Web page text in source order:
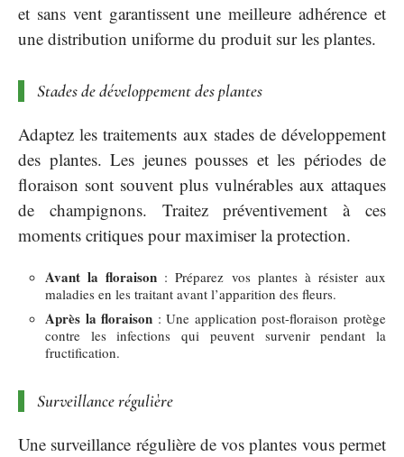
et sans vent garantissent une meilleure adhérence et
une distribution uniforme du produit sur les plantes.
Stades de développement des plantes
Adaptez les traitements aux stades de développement
des plantes. Les jeunes pousses et les périodes de
floraison sont souvent plus vulnérables aux attaques
de champignons. Traitez préventivement à ces
moments critiques pour maximiser la protection.
Avant la floraison : Préparez vos plantes à résister aux
maladies en les traitant avant l’apparition des fleurs.
Après la floraison : Une application post-floraison protège
contre les infections qui peuvent survenir pendant la
fructification.
Surveillance régulière
Une surveillance régulière de vos plantes vous permet